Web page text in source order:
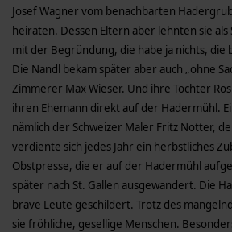
Josef Wagner vom benachbarten
heiraten. Dessen Eltern aber lehnten sie
mit der Begründung, die habe ja nichts, die
Die Nandl bekam später aber auch „ohne
Zimmerer Max Wieser. Und ihre Tochter
ihren Ehemann direkt auf der Hadermühl.
nämlich der Schweizer Maler Fritz Notter,
verdiente sich jedes Jahr ein herbstliches
Obstpresse, die er auf der Hadermühl
später nach St. Gallen ausgewandert. Die
brave Leute geschildert. Trotz des
sie fröhliche, gesellige Menschen.